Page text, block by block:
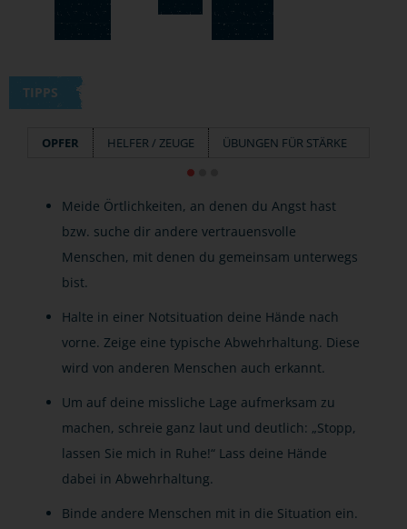
TIPPS
OPFER HELFER / ZEUGE ÜBUNGEN FÜR STÄRKE
Meide Örtlichkeiten, an denen du Angst hast
bzw. suche dir andere vertrauensvolle
Menschen, mit denen du gemeinsam unterwegs
bist.
Halte in einer Notsituation deine Hände nach
vorne. Zeige eine typische Abwehrhaltung. Diese
wird von anderen Menschen auch erkannt.
Um auf deine missliche Lage aufmerksam zu
machen, schreie ganz laut und deutlich: „Stopp,
lassen Sie mich in Ruhe!“ Lass deine Hände
dabei in Abwehrhaltung.
Binde andere Menschen mit in die Situation ein.